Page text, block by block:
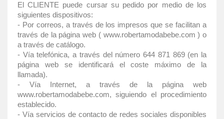
El CLIENTE puede cursar su pedido por medio de los
siguientes dispositivos:
- Por correos, a través de los impresos que se facilitan a
través de la página web ( www.robertamodabebe.com ) o
a través de catálogo.
- Vía telefónica, a través del número 644 871 869 (en la
página web se identificará el coste máximo de la
llamada).
- Vía Internet, a través de la página web
www.robertamodabebe.com, siguiendo el procedimiento
establecido.
- Vía servicios de contacto de redes sociales disponibles